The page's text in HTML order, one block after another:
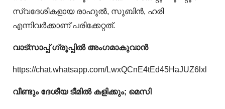
സ്വദേശികളായ രാഹുല്‍, സുബിന്‍, ഹരി
എന്നിവര്‍ക്കാണ് പരിക്കേറ്റത്.
വാട്‌സാപ്പ് ഗ്രൂപ്പിൽ അംഗമാകുവാൻ
https://chat.whatsapp.com/LwxQCnE4tEd45HaJUZ6lxl
വീണ്ടും ദേശീയ ടീമിൽ കളിക്കും; മെസി